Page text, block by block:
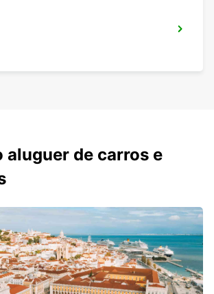
aluguer de carros e